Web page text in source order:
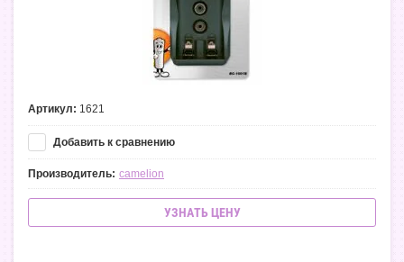
Артикул: 1621
Добавить к сравнению
Производитель: camelion
УЗНАТЬ ЦЕНУ